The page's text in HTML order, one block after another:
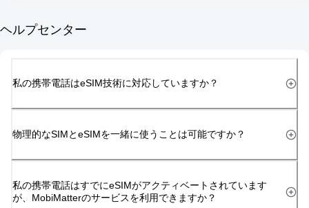
ヘルプセンター
私の携帯電話はeSIM技術に対応していますか？
物理的なSIMとeSIMを一緒に使うことは可能ですか？
私の携帯電話はすでにeSIMがアクティベートされています
が、MobiMatterのサービスを利用できますか？